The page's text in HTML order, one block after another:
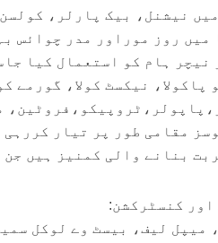
نیشنل، بیک پارلر،
میں روز موراور مدر چوائس
نیچر ہام کو استعمال کیا
پاکولا، نیکسٹ کولا، گورمے
مقامی طور پر تیار کررہی
بنانے والی کمنیز ہیں
اور کنسٹرکشن:
میپل لیف، بیسٹ وے لوکل